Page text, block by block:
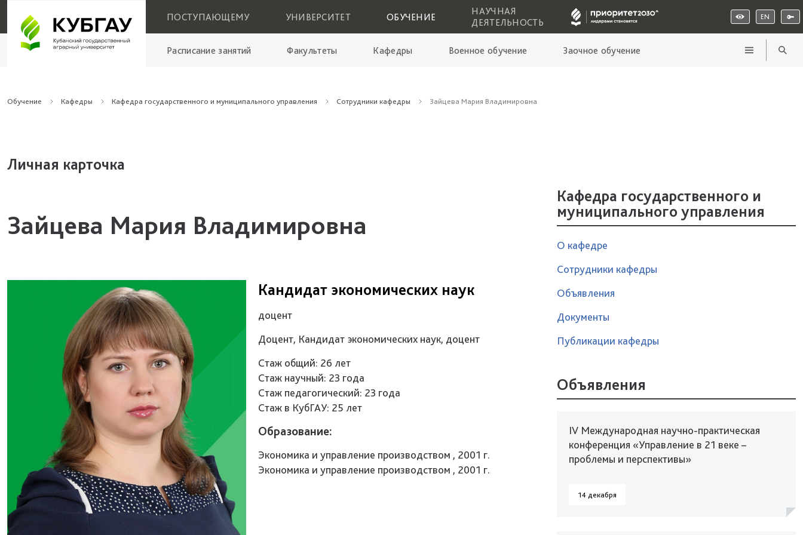
ПОСТУПАЮЩЕМУ УНИВЕРСИТЕТ ОБУЧЕНИЕ
НАУЧНАЯ
ДЕЯТЕЛЬНОСТЬ
EN
Расписание занятий Факультеты Кафедры Военное обучение Заочное обучение
Обучение Кафедры Кафедра государственного и муниципального управления Сотрудники кафедры Зайцева Мария Владимировна
Личная карточка
Зайцева Мария Владимировна
Кандидат экономических наук
доцент
Доцент, Кандидат экономических наук, доцент
Стаж общий: 26 лет
Стаж научный: 23 года
Стаж педагогический: 23 года
Стаж в КубГАУ: 25 лет
Образование:
Экономика и управление производством , 2001 г.
Экономика и управление производством , 2001 г.
Кафедра государственного и
муниципального управления
О кафедре
Сотрудники кафедры
Объявления
Документы
Публикации кафедры
Объявления
IV Международная научно-практическая
конференция «Управление в 21 веке –
проблемы и перспективы»
14 декабря